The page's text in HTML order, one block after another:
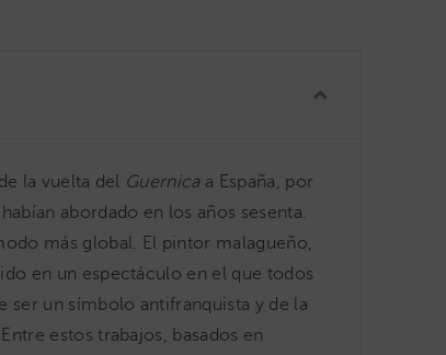
la vuelta del Guernicaa España, por
abordado en los años sesenta.
más global. El pintor malagueño,
en un espectáculo en el que todos
ser un símbolo antifranquista y de la
estos trabajos, basados en